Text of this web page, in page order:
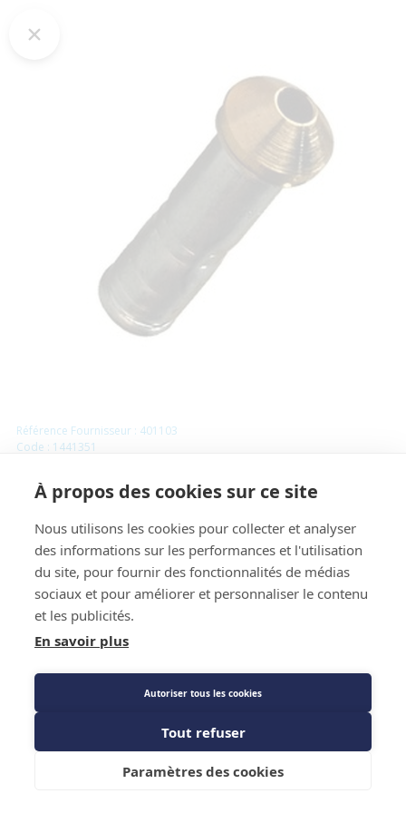
Référence Fournisseur : 401103
Code : 1441351
Cellule 8209 - DIFF pour De Dietrich Chappée :
Prix public
45,40 €TTC/PIECE
Ajouter au panier
À propos des cookies sur ce site
Nous utilisons les cookies pour collecter et analyser
des informations sur les performances et l'utilisation
du site, pour fournir des fonctionnalités de médias
sociaux et pour améliorer et personnaliser le contenu
et les publicités.
En savoir plus
Autoriser tous les cookies
Tout refuser
Paramètres des cookies